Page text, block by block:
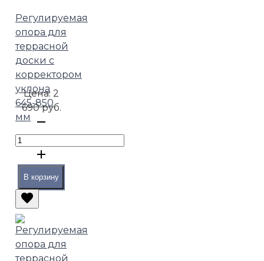
Регулируемая
опора для
террасной
доски с
корректором
уклона
645-850
мм
Цена:2
690 руб.
В корзину